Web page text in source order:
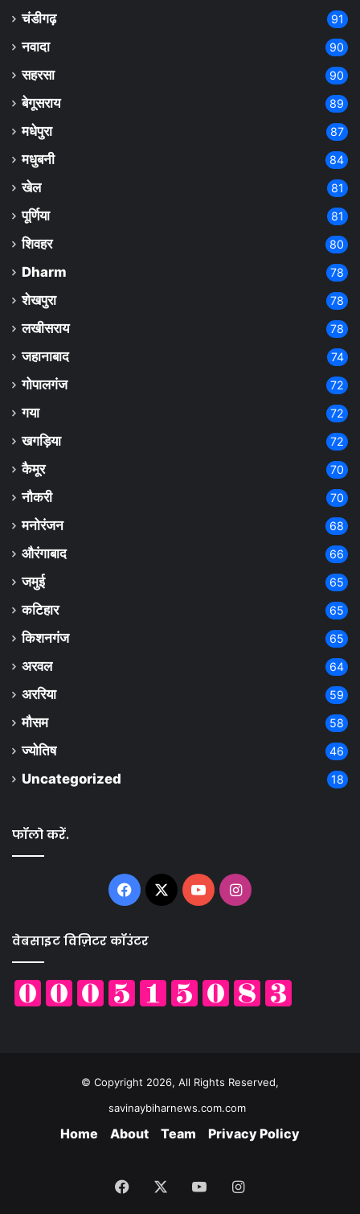
चंडीगढ़ 91
नवादा 90
सहरसा 90
बेगूसराय 89
मधेपुरा 87
मधुबनी 84
खेल 81
पूर्णिया 81
शिवहर 80
Dharm 78
शेखपुरा 78
लखीसराय 78
जहानाबाद 74
गोपालगंज 72
गया 72
खगड़िया 72
कैमूर 70
नौकरी 70
मनोरंजन 68
औरंगाबाद 66
जमुई 65
कटिहार 65
किशनगंज 65
अरवल 64
अररिया 59
मौसम 58
ज्योतिष 46
Uncategorized 18
फॉलो करें.
Facebook
X YouTubeInstagram
वेबसाइट विज़िटर कॉउंटर
© Copyright 2026, All Rights Reserved,
savinaybiharnews.com.com
Home About Team Privacy Policy
Facebook YouTubeInstagram